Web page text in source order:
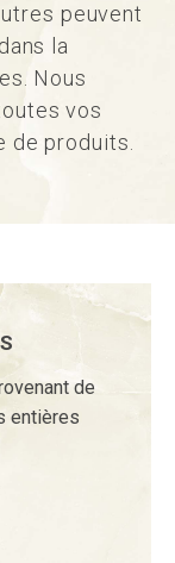
peuvent
la
Nous
vos
de produits.
de
entières